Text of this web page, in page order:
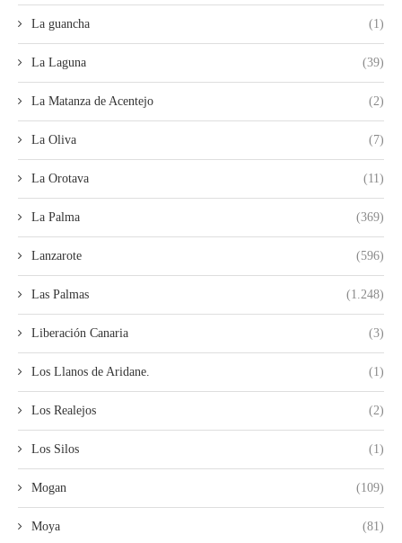
La guancha (1)
La Laguna (39)
La Matanza de Acentejo (2)
La Oliva (7)
La Orotava (11)
La Palma (369)
Lanzarote (596)
Las Palmas (1.248)
Liberación Canaria (3)
Los Llanos de Aridane. (1)
Los Realejos (2)
Los Silos (1)
Mogan (109)
Moya (81)